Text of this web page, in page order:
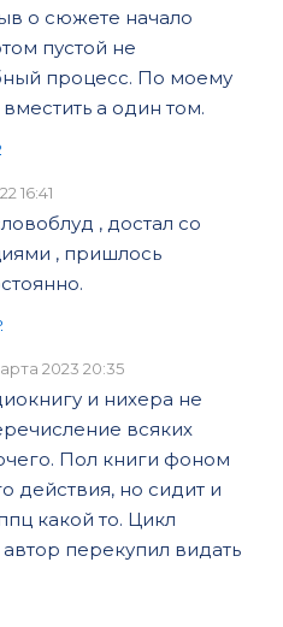
о сюжете начало
пустой не
процесс. По моему
а один том.
16:41
, достал со
, пришлось
2023 20:35
и нихера не
всяких
Пол книги фоном
действия, но сидит и
какой то. Цикл
перекупил видать